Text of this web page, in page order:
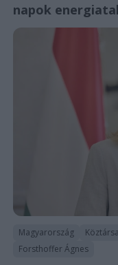
napok
Magyarország
Forsthoffer Ágnes